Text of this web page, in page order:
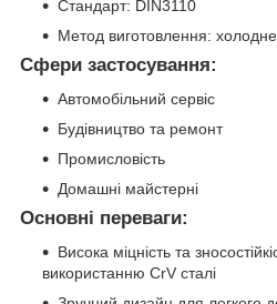
Стандарт: DIN3110
Метод виготовлення:
Сфери застосування:
Автомобільний сервіс
Будівництво та ремонт
Промисловість
Домашні майстерні
Основні переваги:
Висока міцність та
використанню CrV сталі